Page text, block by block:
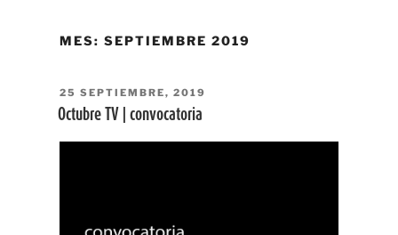
MES:SEPTIEMBRE 2019
PUBLICADO
EL
25 SEPTIEMBRE, 2019
Octubre TV | convocatoria